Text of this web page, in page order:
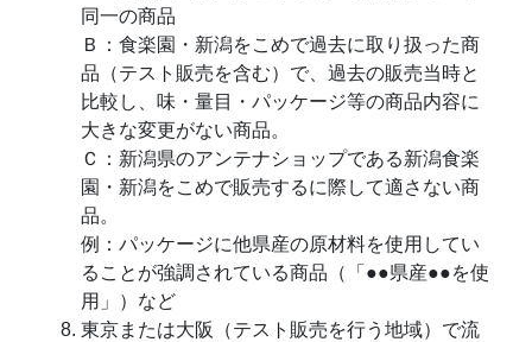
同一の商品
Ｂ：食楽園・新潟をこめで過去に取り扱った商
品（テスト販売を含む）で、過去の販売当時と
比較し、味・量目・パッケージ等の商品内容に
大きな変更がない商品。
Ｃ：新潟県のアンテナショップである新潟食楽
園・新潟をこめで販売するに際して適さない商
品。
例：パッケージに他県産の原材料を使用してい
ることが強調されている商品（「●●県産●●を使
用」）など
東京または大阪（テスト販売を行う地域）で流